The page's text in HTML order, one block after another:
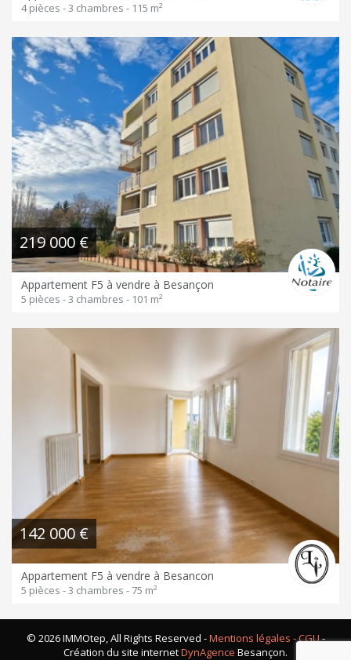
4 pièces - 3 chambres - 115 m²
219 000 €
Appartement F5 à vendre à Besançon
5 pièces - 3 chambres - 101 m²
142 000 €
Appartement F5 à vendre à Besancon
5 pièces - 3 chambres - 75 m²
© 2026 IMMOtep, All Rights Reserved -Mentions légales - CGU-
Création du site internetDynAgence Besançon.